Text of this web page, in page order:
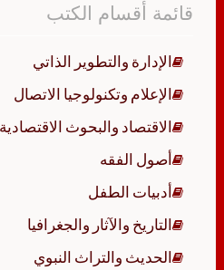
قائمة أقسام الكتب
الإدارة والتطوير الذاتي
الإعلام وتكنولوجيا الاتصال
الاقتصاد والبحوث الاقتصادية
أصول الفقه
أدبيات الطفل
التاريخ والآثار والجغرافيا
الحديث والتراث النبوي